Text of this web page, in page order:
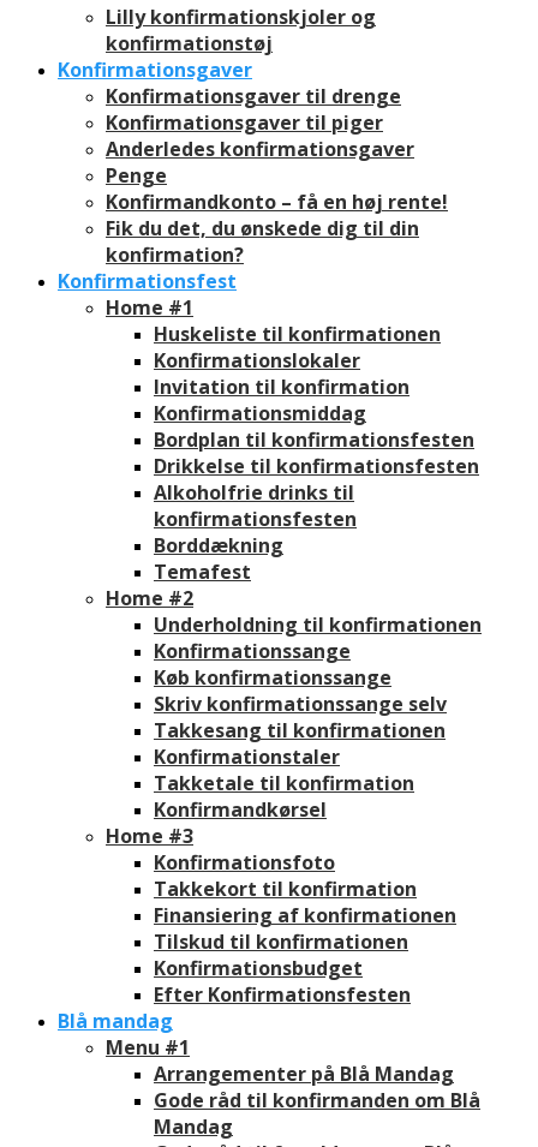
Lilly konfirmationskjoler og
konfirmationstøj
Konfirmationsgaver
Konfirmationsgaver til drenge
Konfirmationsgaver til piger
Anderledes konfirmationsgaver
Penge
Konfirmandkonto – få en høj rente!
Fik du det, du ønskede dig til din
konfirmation?
Konfirmationsfest
Home #1
Huskeliste til konfirmationen
Konfirmationslokaler
Invitation til konfirmation
Konfirmationsmiddag
Bordplan til konfirmationsfesten
Drikkelse til konfirmationsfesten
Alkoholfrie drinks til
konfirmationsfesten
Borddækning
Temafest
Home #2
Underholdning til konfirmationen
Konfirmationssange
Køb konfirmationssange
Skriv konfirmationssange selv
Takkesang til konfirmationen
Konfirmationstaler
Takketale til konfirmation
Konfirmandkørsel
Home #3
Konfirmationsfoto
Takkekort til konfirmation
Finansiering af konfirmationen
Tilskud til konfirmationen
Konfirmationsbudget
Efter Konfirmationsfesten
Blå mandag
Menu #1
Arrangementer på Blå Mandag
Gode råd til konfirmanden om Blå
Mandag